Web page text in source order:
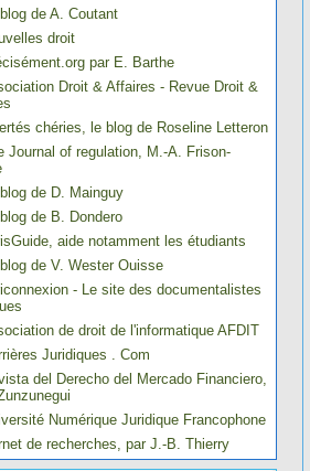
de A. Coutant
droit
par E. Barthe
Droit & Affaires - Revue Droit &
chéries, le blog de Roseline Letteron
Journal of regulation, M.-A. Frison-
de D. Mainguy
de B. Dondero
aide notamment les étudiants
de V. Wester Ouisse
- Le site des documentalistes
de droit de l'informatique AFDIT
Juridiques . Com
del Derecho del Mercado Financiero,
Numérique Juridique Francophone
de recherches, par J.-B. Thierry